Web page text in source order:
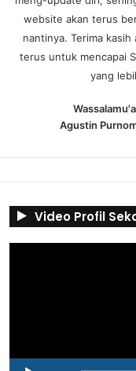
website akan terus
nantinya. Terima kasih
terus untuk mencapai
yang
Agustin
Video Profil